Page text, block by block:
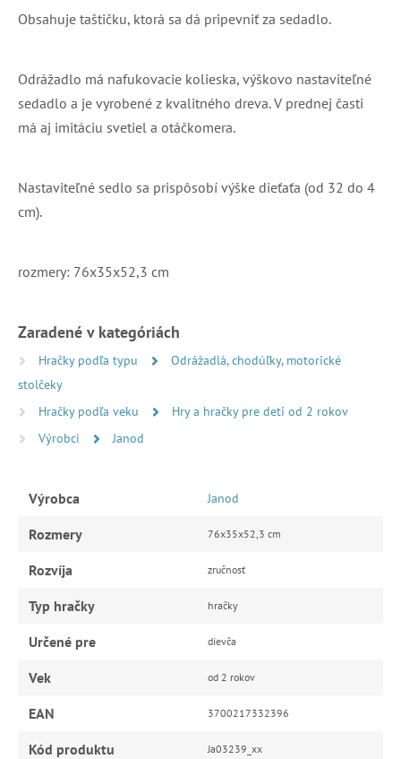
Obsahuje taštičku, ktorá sa dá pripevniť za sedadlo.
Odrážadlo má nafukovacie kolieska, výškovo nastaviteľné
sedadlo a je vyrobené z kvalitného dreva. V prednej časti
má aj imitáciu svetiel a otáčkomera.
Nastaviteľné sedlo sa prispôsobí výške dieťaťa (od 32 do 4
cm).
rozmery: 76x35x52,3 cm
Zaradené v kategóriách
Hračky podľa typu
Odrážadlá, chodúľky, motorické
stolčeky
Hračky podľa veku
Hry a hračky pre deti od 2 rokov
Výrobci
Janod
Výrobca Janod
Rozmery 76x35x52,3 cm
Rozvíja zručnosť
Typ hračky hračky
Určené pre dievča
Vek od 2 rokov
EAN 3700217332396
Kód produktu Ja03239_xx